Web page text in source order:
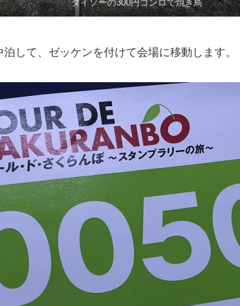
ダイソーの300円コンロで焼き鳥
して、ゼッケンを付けて会場に移動します。